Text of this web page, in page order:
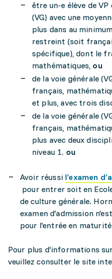
être un-e élève de
(VG) avec une
plus dans au
restreint (soit
spécifique), dont le
mathématiques, ou
de la voie générale
français,
et plus, avec trois
de la voie générale
français,
plus avec deux
niveau 1. ou
Avoir réussi l’examen
pour entrer soit en
de culture générale.
examen d'admission
pour l'entrée en
Pour plus d'informations
veuillez consulter le site